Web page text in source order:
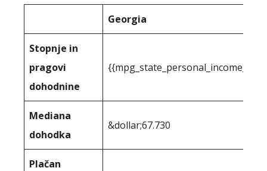
Georgia
Stopnje in
pragovi
dohodnine
{{mpg_state_personal_income_tax
Mediana
dohodka
&dollar;67.730
Plačan